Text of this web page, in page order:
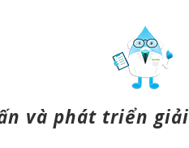
và phát triển